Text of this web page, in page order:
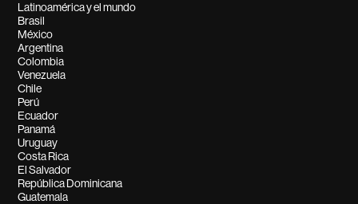
Latinoamérica y el mundo
Brasil
México
Argentina
Colombia
Venezuela
Chile
Perú
Ecuador
Panamá
Uruguay
Costa Rica
El Salvador
República Dominicana
Guatemala